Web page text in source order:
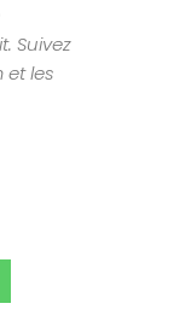
Suivez
et les